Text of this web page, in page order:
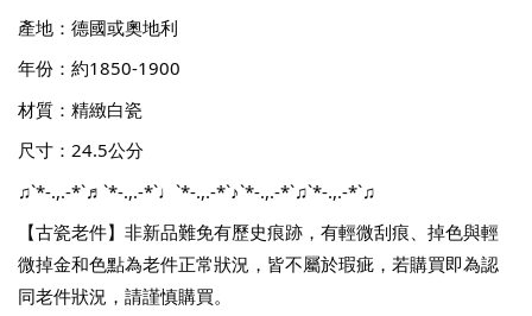
產地：德國或奧地利
年份：約1850-1900
材質：精緻白瓷
尺寸：24.5公分
♫`*-.,.-*`♬`*-.,.-*`♩`*-.,.-*`♪`*-.,.-*`♫`*-.,.-*`♫
【古瓷老件】非新品難免有歷史痕跡，有輕微刮痕、掉色與輕
微掉金和色點為老件正常狀況，皆不屬於瑕疵，若購買即為認
同老件狀況，請謹慎購買。